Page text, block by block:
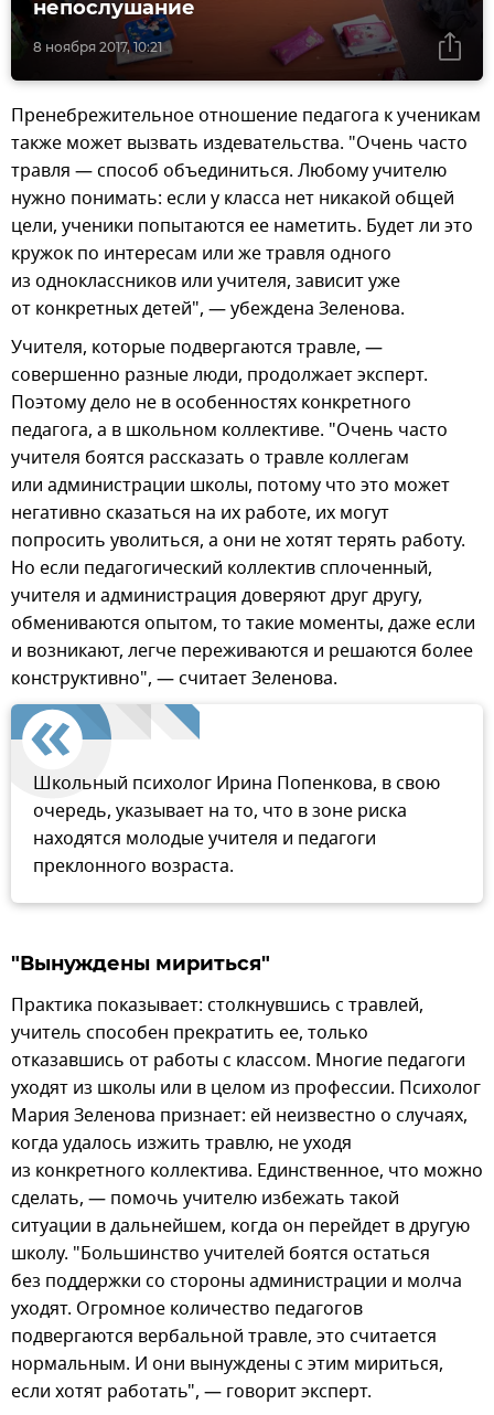
8 ноября 2017, 10:21
непослушание
Пренебрежительное отношение педагога к ученикам
также может вызвать издевательства. "Очень часто
травля — способ объединиться. Любому учителю
нужно понимать: если у класса нет никакой общей
цели, ученики попытаются ее наметить. Будет ли это
кружок по интересам или же травля одного
из одноклассников или учителя, зависит уже
от конкретных детей", — убеждена Зеленова.
Учителя, которые подвергаются травле, —
совершенно разные люди, продолжает эксперт.
Поэтому дело не в особенностях конкретного
педагога, а в школьном коллективе. "Очень часто
учителя боятся рассказать о травле коллегам
или администрации школы, потому что это может
негативно сказаться на их работе, их могут
попросить уволиться, а они не хотят терять работу.
Но если педагогический коллектив сплоченный,
учителя и администрация доверяют друг другу,
обмениваются опытом, то такие моменты, даже если
и возникают, легче переживаются и решаются более
конструктивно", — считает Зеленова.
Школьный психолог Ирина Попенкова, в свою
очередь, указывает на то, что в зоне риска
находятся молодые учителя и педагоги
преклонного возраста.
"Вынуждены мириться"
Практика показывает: столкнувшись с травлей,
учитель способен прекратить ее, только
отказавшись от работы с классом. Многие педагоги
уходят из школы или в целом из профессии. Психолог
Мария Зеленова признает: ей неизвестно о случаях,
когда удалось изжить травлю, не уходя
из конкретного коллектива. Единственное, что можно
сделать, — помочь учителю избежать такой
ситуации в дальнейшем, когда он перейдет в другую
школу. "Большинство учителей боятся остаться
без поддержки со стороны администрации и молча
уходят. Огромное количество педагогов
подвергаются вербальной травле, это считается
нормальным. И они вынуждены с этим мириться,
если хотят работать", — говорит эксперт.